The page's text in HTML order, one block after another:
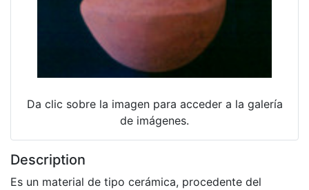
Da clic sobre la imagen para acceder a la galería
de imágenes.
Description
Es un material de tipo cerámica, procedente del